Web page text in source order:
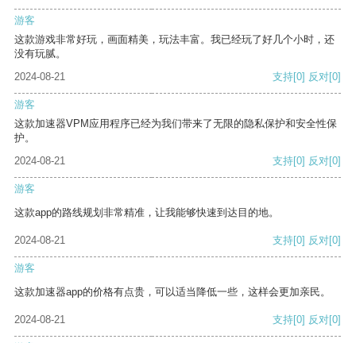
游客
这款游戏非常好玩，画面精美，玩法丰富。我已经玩了好几个小时，还
没有玩腻。
2024-08-21
支持[0] 反对[0]
游客
这款加速器VPM应用程序已经为我们带来了无限的隐私保护和安全性保
护。
2024-08-21
支持[0] 反对[0]
游客
这款app的路线规划非常精准，让我能够快速到达目的地。
2024-08-21 支持[0] 反对[0]
游客
这款加速器app的价格有点贵，可以适当降低一些，这样会更加亲民。
2024-08-21 支持[0] 反对[0]